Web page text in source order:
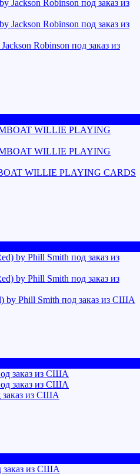
Robinson под заказ из
WILLIE PLAYING CARDS
by Phill Smith под заказ из США
заказ из США